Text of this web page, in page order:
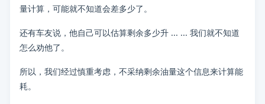
量计算，可能就不知道会差多少了。
还有车友说，他自己可以估算剩余多少升 ... ... 我们就不知道
怎么劝他了。
所以，我们经过慎重考虑，不采纳剩余油量这个信息来计算能
耗。